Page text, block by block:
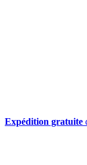
Expédition gratuite